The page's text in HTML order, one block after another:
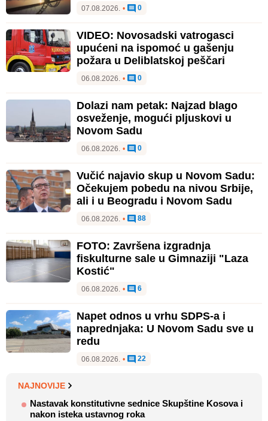
07.08.2026. • 0
VIDEO: Novosadski vatrogasci
upućeni na ispomoć u gašenju
požara u Deliblatskoj peščari
06.08.2026. • 0
Dolazi nam petak: Najzad blago
osveženje, mogući pljuskovi u
Novom Sadu
06.08.2026. • 0
Vučić najavio skup u Novom Sadu:
Očekujem pobedu na nivou Srbije,
ali i u Beogradu i Novom Sadu
06.08.2026. • 88
FOTO: Završena izgradnja
fiskulturne sale u Gimnaziji "Laza
Kostić"
06.08.2026. • 6
Napet odnos u vrhu SDPS-a i
naprednjaka: U Novom Sadu sve u
redu
06.08.2026. • 22
NAJNOVIJE
Nastavak konstitutivne sednice Skupštine Kosova i
nakon isteka ustavnog roka